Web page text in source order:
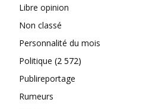
Libre opinion
Non classé
Personnalité du mois
Politique (2 572)
Publireportage
Rumeurs